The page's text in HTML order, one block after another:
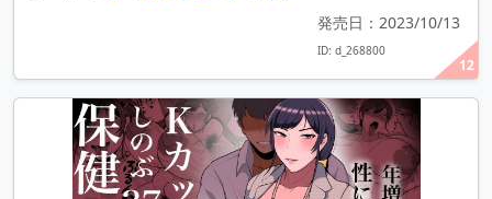
12
発売日：2023/10/13
ID: d_268800